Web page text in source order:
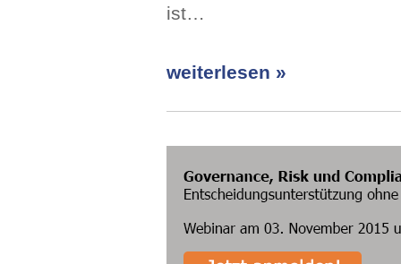
ist…
weiterlesen »